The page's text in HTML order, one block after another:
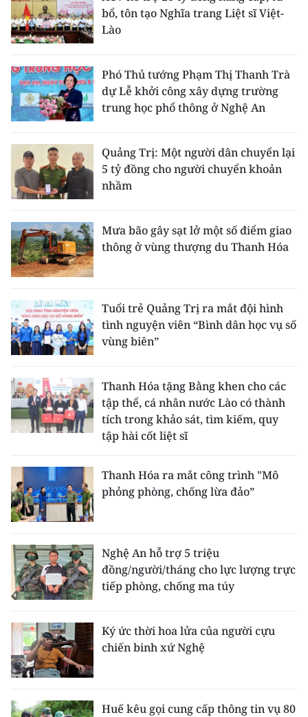
bổ, tôn tạo Nghĩa trang Liệt sĩ Việt-
Lào
Phó Thủ tướng Phạm Thị Thanh Trà
dự Lễ khởi công xây dựng trường
trung học phổ thông ở Nghệ An
Quảng Trị: Một người dân chuyển lại
5 tỷ đồng cho người chuyển khoản
nhầm
Mưa bão gây sạt lở một số điểm giao
thông ở vùng thượng du Thanh Hóa
Tuổi trẻ Quảng Trị ra mắt đội hình
tình nguyện viên “Bình dân học vụ số
vùng biên”
Thanh Hóa tặng Bằng khen cho các
tập thể, cá nhân nước Lào có thành
tích trong khảo sát, tìm kiếm, quy
tập hài cốt liệt sĩ
Thanh Hóa ra mắt công trình "Mô
phỏng phòng, chống lừa đảo”
Nghệ An hỗ trợ 5 triệu
đồng/người/tháng cho lực lượng trực
tiếp phòng, chống ma túy
Ký ức thời hoa lửa của người cựu
chiến binh xứ Nghệ
Huế kêu gọi cung cấp thông tin vụ 80